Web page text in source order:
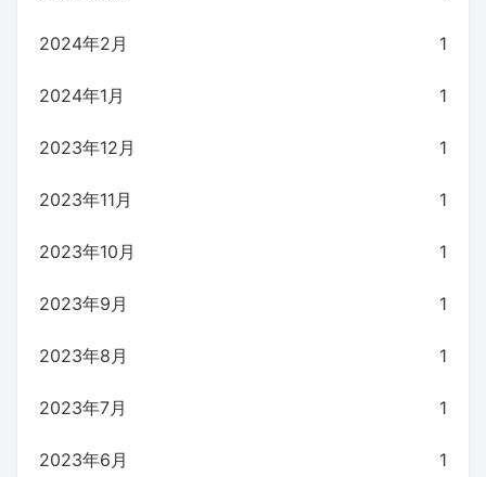
2024年2月 1
2024年1月 1
2023年12月 1
2023年11月 1
2023年10月 1
2023年9月 1
2023年8月 1
2023年7月 1
2023年6月 1